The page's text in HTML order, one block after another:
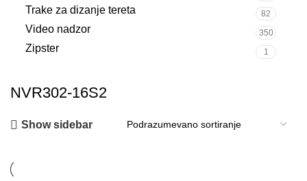
Trake za dizanje tereta 82
Video nadzor 350
Zipster 1
NVR302-16S2
Show sidebar